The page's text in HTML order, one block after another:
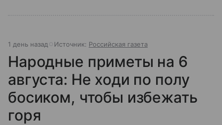
1 день назад Источник: Российская газета
Народные приметы на 6
августа: Не ходи по полу
босиком, чтобы избежать
горя